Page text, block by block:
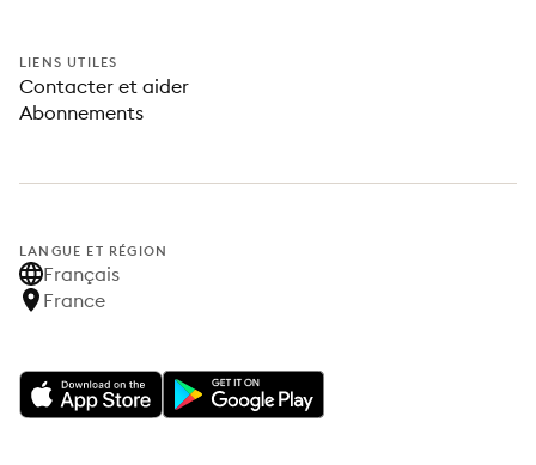
LIENS UTILES
Contacter et aider
Abonnements
LANGUE ET RÉGION
Français
France